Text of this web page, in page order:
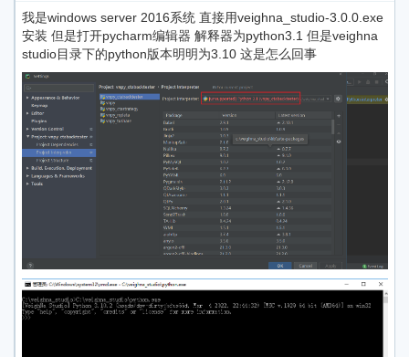
我是windows server 2016系统 直接用veighna_studio-3.0.0.exe
安装 但是打开pycharm编辑器 解释器为python3.1 但是veighna
studio目录下的python版本明明为3.10 这是怎么回事